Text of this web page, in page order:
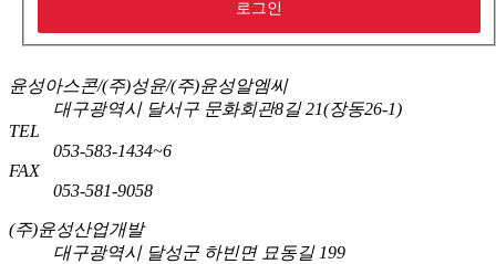
윤성아스콘/(주)성윤/(주)윤성알엠씨
대구광역시 달서구 문화회관8길 21(장동26-1)
TEL
053-583-1434~6
FAX
053-581-9058
(주)윤성산업개발
대구광역시 달성군 하빈면 묘동길 199